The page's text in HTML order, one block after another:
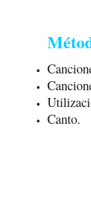
Canto.